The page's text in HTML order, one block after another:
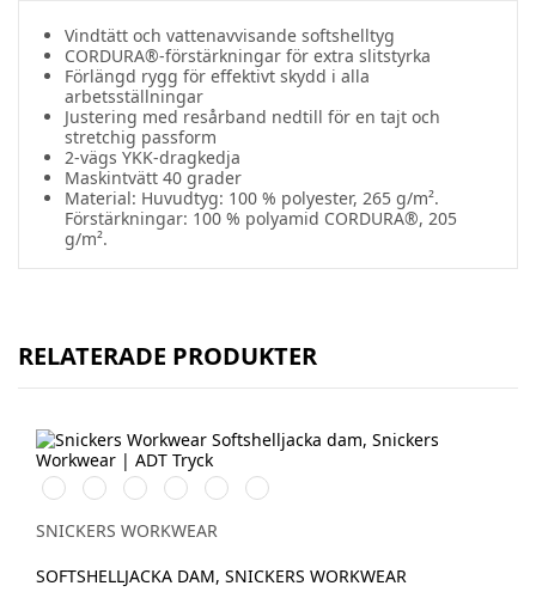
Vindtätt och vattenavvisande softshelltyg
CORDURA®-förstärkningar för extra slitstyrka
Förlängd rygg för effektivt skydd i alla
arbetsställningar
Justering med resårband nedtill för en tajt och
stretchig passform
2-vägs YKK-dragkedja
Maskintvätt 40 grader
Material: Huvudtyg: 100 % polyester, 265 g/m².
Förstärkningar: 100 % polyamid CORDURA®, 205
g/m².
RELATERADE PRODUKTER
Vit/SvartStålgrå/Svart
Chiliröd/Svart
Svart/Svart
Marinblå/Svart
Grå/Svart
SNICKERS WORKWEAR
SOFTSHELLJACKA DAM, SNICKERS WORKWEAR